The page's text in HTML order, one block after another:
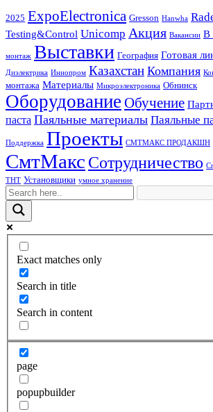
2025 ExpoElectronica Gresson Hanwha
Testing&Control Unicomp Акция Вакансии В
монтаж Выставки География Готовая
Диэлектрика Иннопром Казахстан Компания
монтажа Материалы Микроэлектроника Обнинск
Оборудование Обучение
паста Паяльные материалы Паяльные
Поддержка Проекты СМТМАКС ПРОДАКШН
СмтМакс Сотрудничество
ТНТ Установщики умное хранение
Exact matches only
Search in title
Search in content
page
popupbuilder